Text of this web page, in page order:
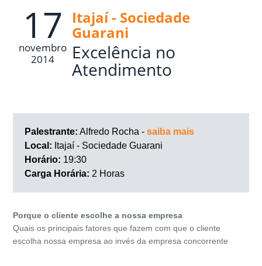
17
novembro
2014
Itajaí - Sociedade
Guarani
Excelência no
Atendimento
Palestrante: Alfredo Rocha -saiba mais
Local: Itajaí - Sociedade Guarani
Horário: 19:30
Carga Horária: 2 Horas
Porque o cliente escolhe a nossa empresa
Quais os principais fatores que fazem com que o cliente
escolha nossa empresa ao invés da empresa concorrente